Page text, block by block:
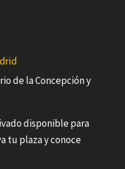
de la Concepción y
disponible para
tu plaza y conoce